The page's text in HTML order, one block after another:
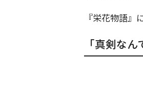
『栄花物語』
「真剣な